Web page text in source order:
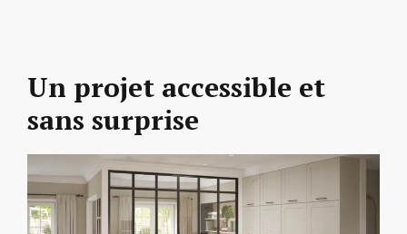
Un projet accessible et
sans surprise